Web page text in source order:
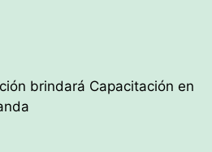
brindará Capacitación en